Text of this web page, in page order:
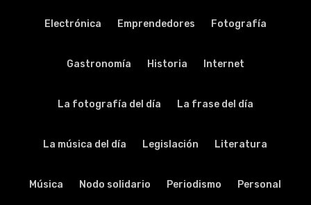
Electrónica Emprendedores Fotografía
Gastronomía Historia Internet
La fotografía del día La frase del día
La música del día Legislación Literatura
Música Nodo solidario Periodismo Personal